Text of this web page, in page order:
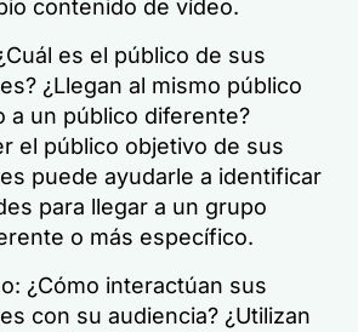
contenido de vídeo.
es el público de sus
¿Llegan al mismo público
a un público diferente?
el público objetivo de sus
puede ayudarle a identificar
para llegar a un grupo
o más específico.
¿Cómo interactúan sus
con su audiencia? ¿Utilizan